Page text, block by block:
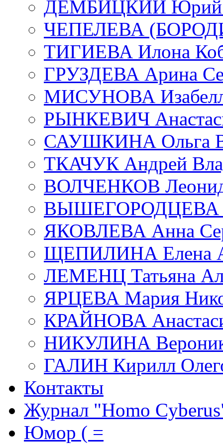
ДЕМБИЦКИЙ Юрий
ЧЕПЕЛЕВА
ТИГИЕВА Илона
ГРУЗДЕВА Арина
МИСУНОВА
РЫНКЕВИЧ
САУШКИНА Ольга
ТКАЧУК Андрей
ВОЛЧЕНКОВ Леонид
ВЫШЕГОРОДЦЕВА
ЯКОВЛЕВА Анна
ЩЕПИЛИНА Елена
ЛЕМЕНЦ Татьяна
ЯРЦЕВА Мария
КРАЙНОВА
НИКУЛИНА
ГАЛИН Кирилл
Контакты
Журнал "Homo
Юмор ( =